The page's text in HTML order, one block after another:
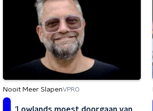
Nooit Meer SlapenVPRO